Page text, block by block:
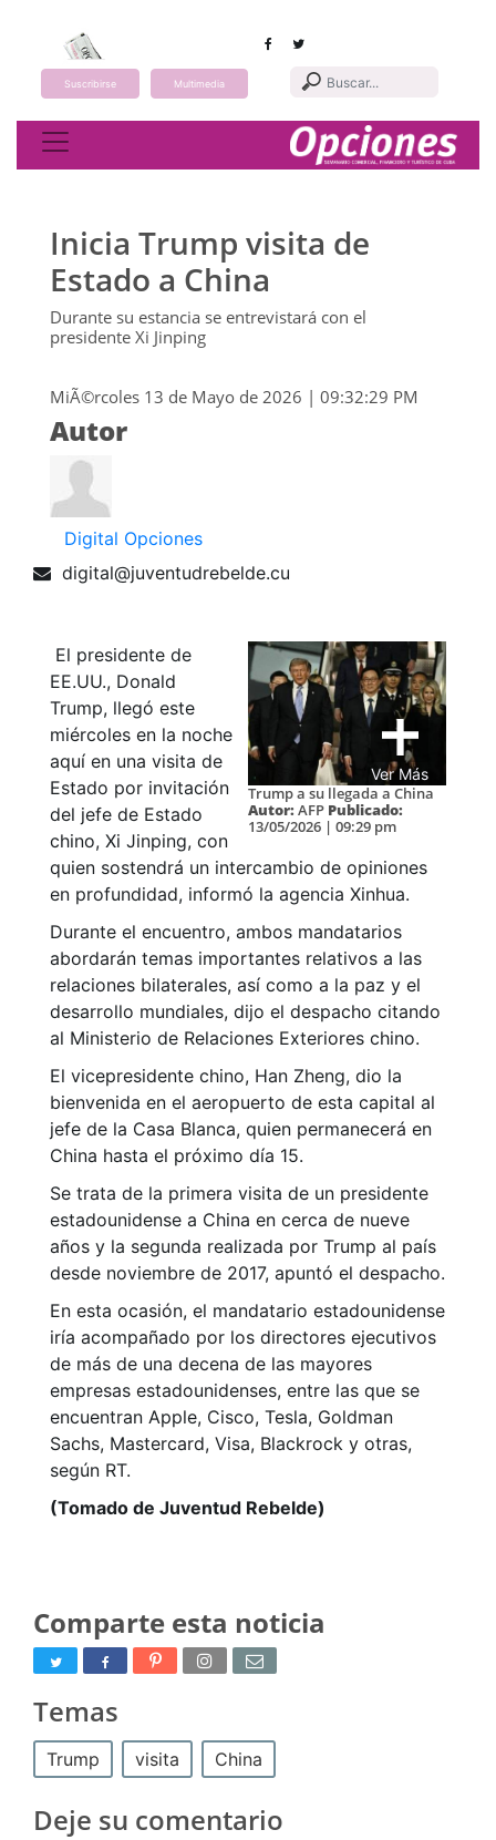
Suscribirse Multimedia
Toggle navigation
Inicia Trump visita de
Estado a China
Durante su estancia se entrevistará con el
presidente Xi Jinping
MiÃ©rcoles 13 de Mayo de 2026 | 09:32:29 PM
Autor
Digital Opciones
digital@juventudrebelde.cu
Ver Más
Trump a su llegada a China
Autor: AFP Publicado:
13/05/2026 | 09:29 pm
El presidente de
EE.UU., Donald
Trump, llegó este
miércoles en la noche
aquí en una visita de
Estado por invitación
del jefe de Estado
chino, Xi Jinping, con
quien sostendrá un intercambio de opiniones
en profundidad, informó la agencia Xinhua.
Durante el encuentro, ambos mandatarios
abordarán temas importantes relativos a las
relaciones bilaterales, así como a la paz y el
desarrollo mundiales, dijo el despacho citando
al Ministerio de Relaciones Exteriores chino.
El vicepresidente chino, Han Zheng, dio la
bienvenida en el aeropuerto de esta capital al
jefe de la Casa Blanca, quien permanecerá en
China hasta el próximo día 15.
Se trata de la primera visita de un presidente
estadounidense a China en cerca de nueve
años y la segunda realizada por Trump al país
desde noviembre de 2017, apuntó el despacho.
En esta ocasión, el mandatario estadounidense
iría acompañado por los directores ejecutivos
de más de una decena de las mayores
empresas estadounidenses, entre las que se
encuentran Apple, Cisco, Tesla, Goldman
Sachs, Mastercard, Visa, Blackrock y otras,
según RT.
(Tomado de Juventud Rebelde)
Comparte esta noticia
Temas
Trump visita China
Deje su comentario